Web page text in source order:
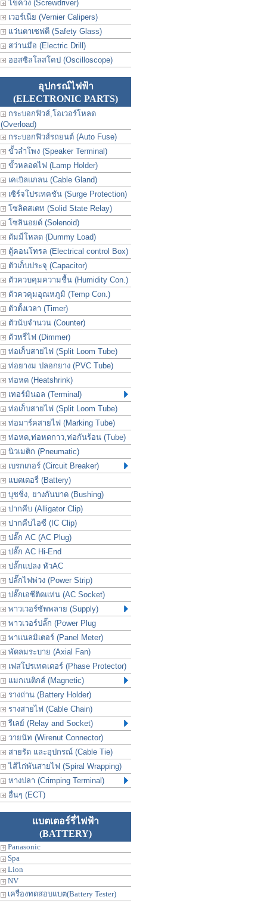
ไขควง (Screwdriver)
เวอร์เนีย (Vernier Calipers)
แว่นตาเซฟตี (Safety Glass)
สว่านมือ (Electric Drill)
ออสซิลโลสโคป (Oscilloscope)
อุปกรณ์ไฟฟ้า
(ELECTRONIC PARTS)
กระบอกฟิวส์,โอเวอร์โหลด
(Overload)
กระบอกฟิวส์รถยนต์ (Auto Fuse)
ขั้วลำโพง (Speaker Terminal)
ขั้วหลอดไฟ (Lamp Holder)
เคเบิลแกลน (Cable Gland)
เซิร์จโปรเทคชัน (Surge Protection)
โซลิดสเตท (Solid State Relay)
โซลินอยด์ (Solenoid)
ดัมมี่โหลด (Dummy Load)
ตู้คอนโทรล (Electrical control Box)
ตัวเก็บประจุ (Capacitor)
ตัวควบคุมความชื้น (Humidity Con.)
ตัวควคุมอุณหภูมิ (Temp Con.)
ตัวตั้งเวลา (Timer)
ตัวนับจำนวน (Counter)
ตัวหรี่ไฟ (Dimmer)
ท่อเก็บสายไฟ (Split Loom Tube)
ท่อยางม ปลอกยาง (PVC Tube)
ท่อหด (Heatshrink)
เทอร์มินอล (Terminal)
ท่อเก็บสายไฟ (Split Loom Tube)
ท่อมาร์คสายไฟ (Marking Tube)
ท่อหด,ท่อหดกาว,ท่อกันร้อน (Tube)
นิวเมติก (Pneumatic)
เบรกเกอร์ (Circuit Breaker)
แบตเตอรี่ (Battery)
บุชชิ่ง, ยางกันบาด (Bushing)
ปากคีบ (Alligator Clip)
ปากคีบไอซี (IC Clip)
ปลั๊ก AC (AC Plug)
ปลั๊ก AC Hi-End
ปลั๊กแปลง หัวAC
ปลั๊กไฟพ่วง (Power Strip)
ปลั๊กเอซีติดแท่น (AC Socket)
พาวเวอร์ซัพพลาย (Supply)
พาวเวอร์ปลั๊ก (Power Plug
พาแนลมิเตอร์ (Panel Meter)
พัดลมระบาย (Axial Fan)
เฟสโปรเทคเตอร์ (Phase Protector)
แมกเนติกส์ (Magnetic)
รางถ่าน (Battery Holder)
รางสายไฟ (Cable Chain)
รีเลย์ (Relay and Socket)
วายนัท (Wirenut Connector)
สายรัด และอุปกรณ์ (Cable Tie)
ไส้ไก่พันสายไฟ (Spiral Wrapping)
หางปลา (Crimping Terminal)
อื่นๆ (ECT)
แบตเตอร์รี่ไฟฟ้า
(BATTERY)
Panasonic
Spa
Lion
NV
เครื่องทดสอบแบต(Battery Tester)